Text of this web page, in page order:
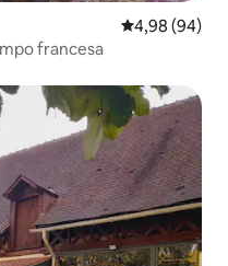
4,98 de uma
4,98 (94)
francesa
hóspedes